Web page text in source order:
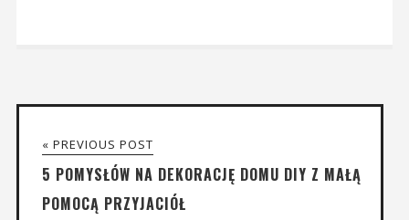
« PREVIOUS POST
5 POMYSŁÓW NA DEKORACJĘ DOMU DIY Z MAŁĄ
POMOCĄ PRZYJACIÓŁ